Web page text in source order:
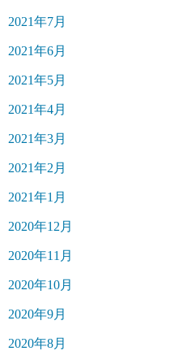
2021年7月
2021年6月
2021年5月
2021年4月
2021年3月
2021年2月
2021年1月
2020年12月
2020年11月
2020年10月
2020年9月
2020年8月